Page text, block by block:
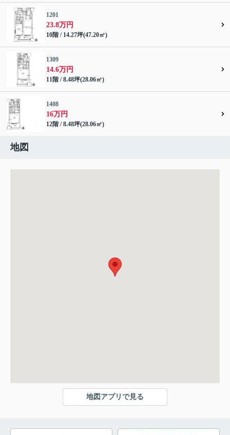
1201
23.8万円
10階 / 14.27坪(47.20㎡)
1309
14.6万円
11階 / 8.48坪(28.06㎡)
1408
16万円
12階 / 8.48坪(28.06㎡)
地図
地図アプリで見る